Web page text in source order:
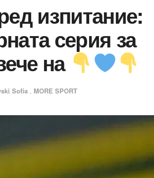
изпитание:
серия за
на
Sofia , MORE SPORT